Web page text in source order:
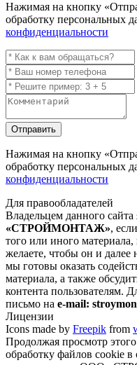
Нажимая на кнопку
обработку персональных
конфиденциальности
Отправить
Нажимая на кнопку
обработку персональных
конфиденциальности
Для правообладателей
Владельцем данного сайта
«СТРОЙМОНТАЖ»,
того или иного
желаете, чтобы он и далее
мы готовы оказать
материала, а также
контента пользователям.
письмо на e-mail:
Лицензии
Icons made by Freepik from
Продолжая просмотр
обработку файлов cookie